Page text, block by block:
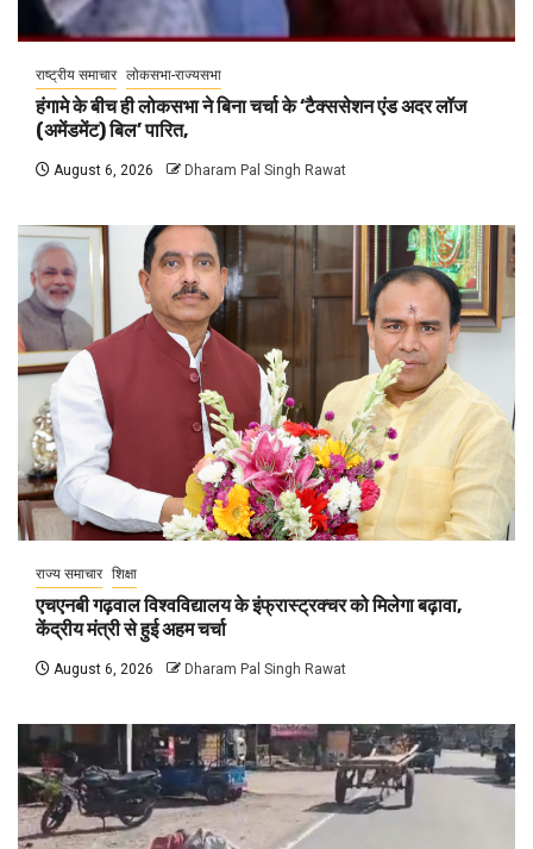
राष्ट्रीय समाचार लोकसभा-राज्यसभा
हंगामे के बीच ही लोकसभा ने बिना चर्चा के ‘टैक्ससेशन एंड अदर लॉज
(अमेंडमेंट) बिल’ पारित,
August 6, 2026 Dharam Pal Singh Rawat
राज्य समाचार शिक्षा
एचएनबी गढ़वाल विश्वविद्यालय के इंफ्रास्ट्रक्चर को मिलेगा बढ़ावा,
केंद्रीय मंत्री से हुई अहम चर्चा
August 6, 2026 Dharam Pal Singh Rawat